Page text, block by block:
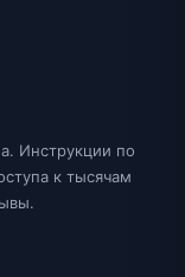
Инструкции по
к тысячам